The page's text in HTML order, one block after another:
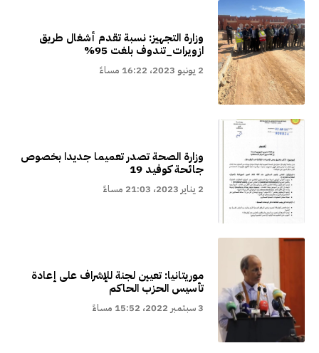
وزارة التجهيز: نسبة تقدم أشغال طريق
ازويرات_تندوف بلغت 95%
2 يونيو 2023، 16:22 مساءً
وزارة الصحة تصدر تعميما جديدا بخصوص
جائحة كوفيد 19
2 يناير 2023، 21:03 مساءً
موريتانيا: تعيين لجنة للإشراف على إعادة
تأسيس الحزب الحاكم
3 سبتمبر 2022، 15:52 مساءً